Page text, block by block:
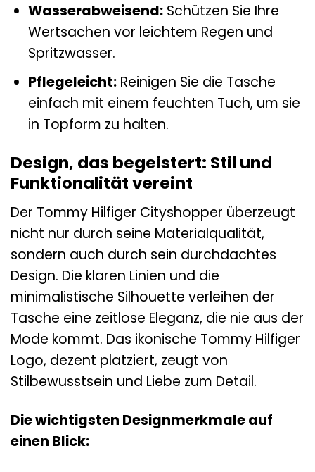
Wasserabweisend:Schützen Sie Ihre
Wertsachen vor leichtem Regen und
Spritzwasser.
Pflegeleicht:Reinigen Sie die Tasche
einfach mit einem feuchten Tuch, um sie
in Topform zu halten.
Design, das begeistert: Stil und
Funktionalität vereint
Der Tommy Hilfiger Cityshopper überzeugt
nicht nur durch seine Materialqualität,
sondern auch durch sein durchdachtes
Design. Die klaren Linien und die
minimalistische Silhouette verleihen der
Tasche eine zeitlose Eleganz, die nie aus der
Mode kommt. Das ikonische Tommy Hilfiger
Logo, dezent platziert, zeugt von
Stilbewusstsein und Liebe zum Detail.
Die wichtigsten Designmerkmale auf
einen Blick: